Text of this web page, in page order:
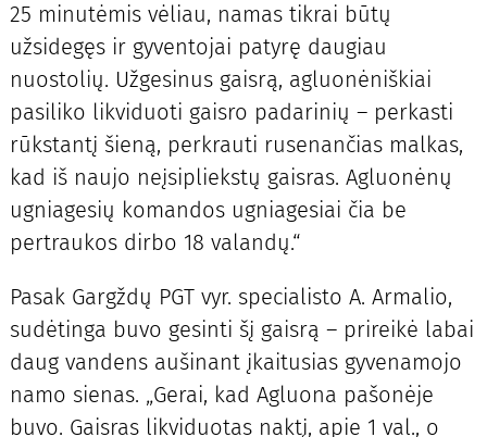
25 minutėmis vėliau, namas tikrai būtų
užsidegęs ir gyventojai patyrę daugiau
nuostolių. Užgesinus gaisrą, agluonėniškiai
pasiliko likviduoti gaisro padarinių – perkasti
rūkstantį šieną, perkrauti rusenančias malkas,
kad iš naujo neįsipliekstų gaisras. Agluonėnų
ugniagesių komandos ugniagesiai čia be
pertraukos dirbo 18 valandų.“
Pasak Gargždų PGT vyr. specialisto A. Armalio,
sudėtinga buvo gesinti šį gaisrą – prireikė labai
daug vandens aušinant įkaitusias gyvenamojo
namo sienas. „Gerai, kad Agluona pašonėje
buvo. Gaisras likviduotas naktį, apie 1 val., o